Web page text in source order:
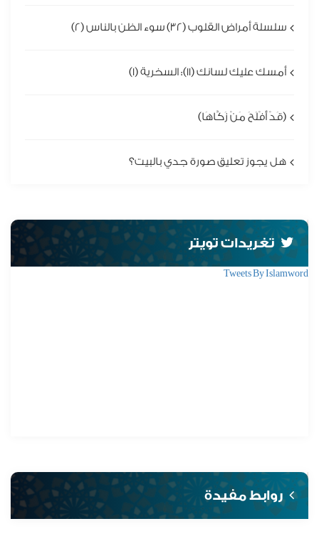
سلسلة أمراض القلوب (32) سوء الظن بالناس (2)
أمسك عليك لسانك (11): السخرية (1)
(قَدْ أَفْلَحَ مَنْ زَكَّاهَا)
هل يجوز تعليق صورة جدي بالبيت؟
تغريدات تويتر
Tweets By Islamword
روابط مفيدة